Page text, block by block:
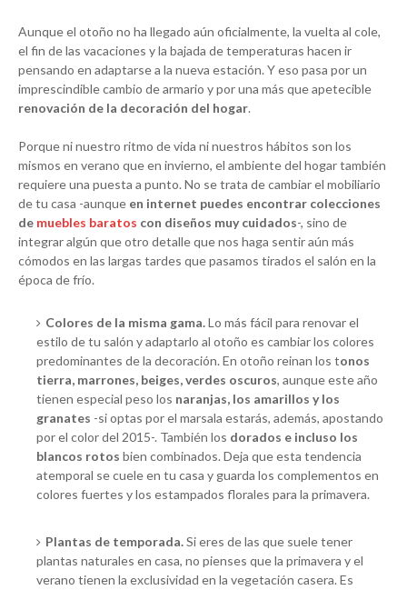
Aunque el otoño no ha llegado aún oficialmente, la vuelta al cole,
el fin de las vacaciones y la bajada de temperaturas hacen ir
pensando en adaptarse a la nueva estación. Y eso pasa por un
imprescindible cambio de armario y por una más que apetecible
renovación de la decoración del hogar.
Porque ni nuestro ritmo de vida ni nuestros hábitos son los
mismos en verano que en invierno, el ambiente del hogar también
requiere una puesta a punto. No se trata de cambiar el mobiliario
de tu casa -aunque en internet puedes encontrar colecciones
de muebles baratos con diseños muy cuidados-, sino de
integrar algún que otro detalle que nos haga sentir aún más
cómodos en las largas tardes que pasamos tirados el salón en la
época de frío.
Colores de la misma gama.Lo más fácil para renovar el
estilo de tu salón y adaptarlo al otoño es cambiar los colores
predominantes de la decoración. En otoño reinan los tonos
tierra, marrones, beiges, verdes oscuros, aunque este año
tienen especial peso los naranjas, los amarillos y los
granates -si optas por el marsala estarás, además, apostando
por el color del 2015-. También los dorados e incluso los
blancos rotos bien combinados. Deja que esta tendencia
atemporal se cuele en tu casa y guarda los complementos en
colores fuertes y los estampados florales para la primavera.
Plantas de temporada.Si eres de las que suele tener
plantas naturales en casa, no pienses que la primavera y el
verano tienen la exclusividad en la vegetación casera. Es